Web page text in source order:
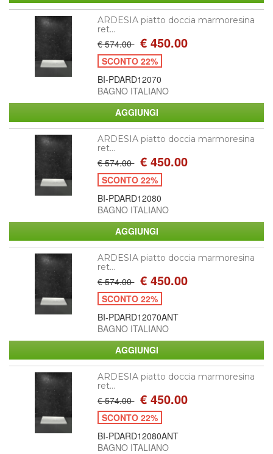
ARDESIA piatto doccia marmoresina
ret...
€ 574.00 € 450.00
SCONTO 22%
BI-PDARD12070
BAGNO ITALIANO
ARDESIA piatto doccia marmoresina
ret...
€ 574.00 € 450.00
SCONTO 22%
BI-PDARD12080
BAGNO ITALIANO
ARDESIA piatto doccia marmoresina
ret...
€ 574.00 € 450.00
SCONTO 22%
BI-PDARD12070ANT
BAGNO ITALIANO
ARDESIA piatto doccia marmoresina
ret...
€ 574.00 € 450.00
SCONTO 22%
BI-PDARD12080ANT
BAGNO ITALIANO